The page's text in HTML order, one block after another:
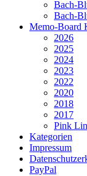
Bach-
Bach-
Memo-Board
2026
2025
2024
2023
2022
2020
2018
2017
Pink
Kategorien
Impressum
PayPal